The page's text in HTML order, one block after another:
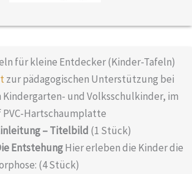
für kleine Entdecker (Kinder-Tafeln)
zur pädagogischen Unterstützung bei
Kindergarten- und Volksschulkinder, im
PVC-Hartschaumplatte
– Titelbild (1 Stück)
EntstehungHier erleben die Kinder die
(4 Stück)